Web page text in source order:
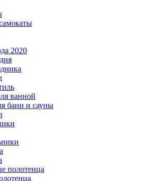
2020
ванной
бани и сауны
полотенца